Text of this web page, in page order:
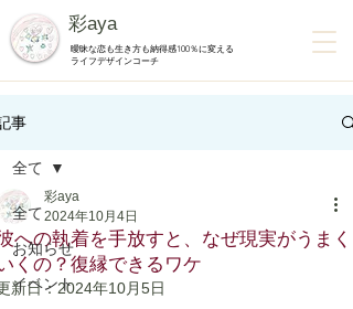
彩aya
曖昧な恋も生き方も納得感100％に変える
ライフデザインコーチ
事
全て
お知らせ
イベント
全て
への執着を手放すと、なぜ現実がうまく
くの？復縁できるワケ
彩aya
2024年10月4日
新日：2024年10月5日